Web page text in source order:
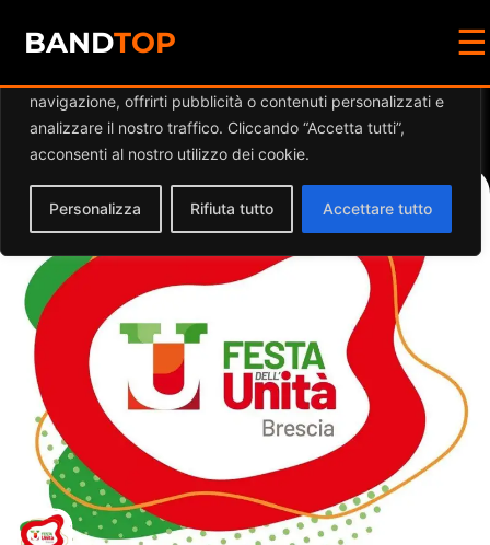
Diamo valore alla tua privacy
navigazione, offrirti pubblicità o contenuti personalizzati e
analizzare il nostro traffico. Cliccando “Accetta tutti”,
acconsenti al nostro utilizzo dei cookie.
Personalizza Rifiuta tutto Accettare tutto
BANDTOP ☰
Events at this location